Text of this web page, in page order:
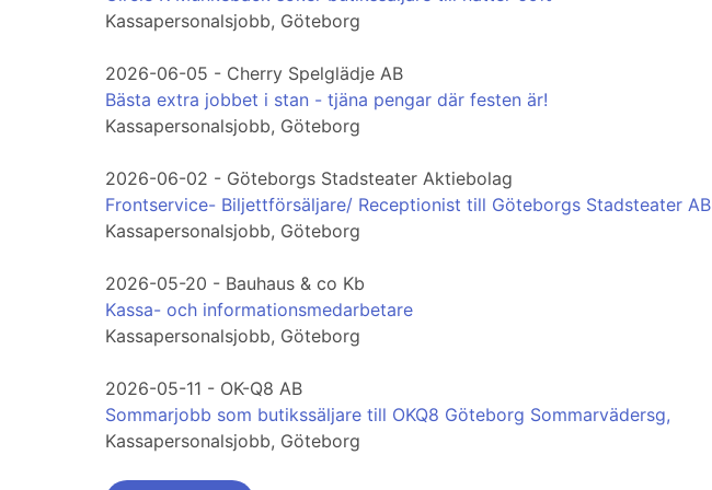
Kassapersonalsjobb, Göteborg
2026-06-05 - Cherry Spelglädje AB
Bästa extra jobbet i stan - tjäna pengar där festen är!
Kassapersonalsjobb, Göteborg
2026-06-02 - Göteborgs Stadsteater Aktiebolag
Frontservice- Biljettförsäljare/ Receptionist till Göteborgs Stadsteater AB
Kassapersonalsjobb, Göteborg
2026-05-20 - Bauhaus & co Kb
Kassa- och informationsmedarbetare
Kassapersonalsjobb, Göteborg
2026-05-11 - OK-Q8 AB
Sommarjobb som butikssäljare till OKQ8 Göteborg Sommarvädersg,
Kassapersonalsjobb, Göteborg